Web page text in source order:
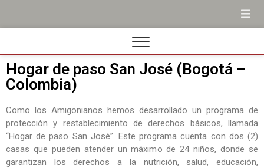
Hogar de paso San José (Bogotá –
Colombia)
Como los Amigonianos hemos desarrollado un programa de
protección y restablecimiento de derechos básicos, llamada
“Hogar de paso San José”. Este programa cuenta con dos (2)
casas que pueden atender un máximo de 24 niños, donde se
garantizan los derechos a la nutrición, salud, educación,